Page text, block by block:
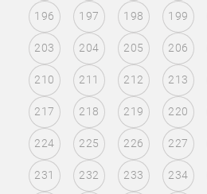
196 197 198 199
203 204 205 206
210 211 212 213
217 218 219 220
224 225 226 227
231 232 233 234